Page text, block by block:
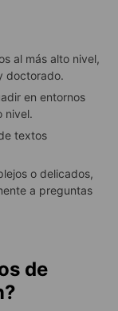
al más alto nivel,
doctorado.
en entornos
nivel.
textos
o delicados,
a preguntas
de